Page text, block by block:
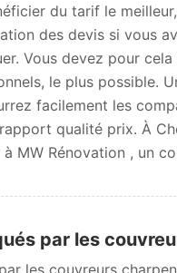
du tarif le
des devis si vous
Vous devez pour
le plus possible.
facilement les
qualité prix. À
à MW Rénovation , un
par les
les couvreurs